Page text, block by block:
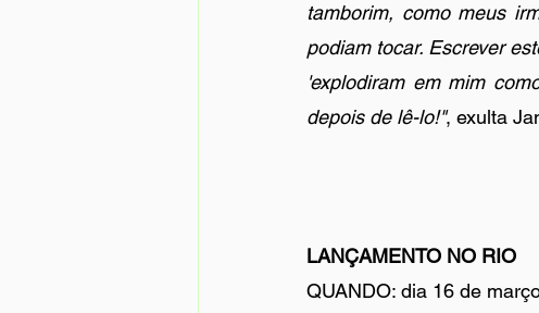
tamborim, como meus
podiam tocar. Escrever
'explodiram em mim
depois de lê-lo!", exulta
LANÇAMENTO NO RIO
QUANDO: dia 16 de